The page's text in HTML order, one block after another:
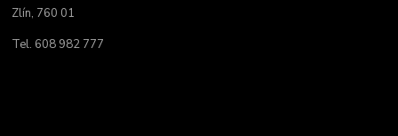
Zlín, 760 01
Tel. 608 982 777